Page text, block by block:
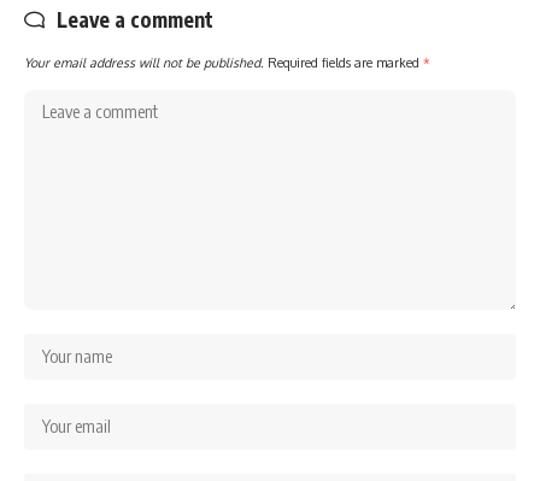
Leave a comment
Your email address will not be published. Required fields are marked *